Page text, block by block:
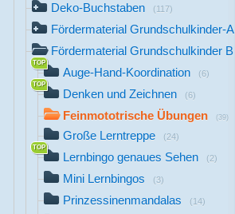
Deko-Buchstaben (117)
Fördermaterial Grundschulkinder-A
Fördermaterial Grundschulkinder B
Auge-Hand-Koordination (6)
Denken und Zeichnen (6)
Feinmototrische Übungen (39)
Große Lerntreppe (24)
Lernbingo genaues Sehen (2)
Mini Lernbingos (3)
Prinzessinenmandalas (14)